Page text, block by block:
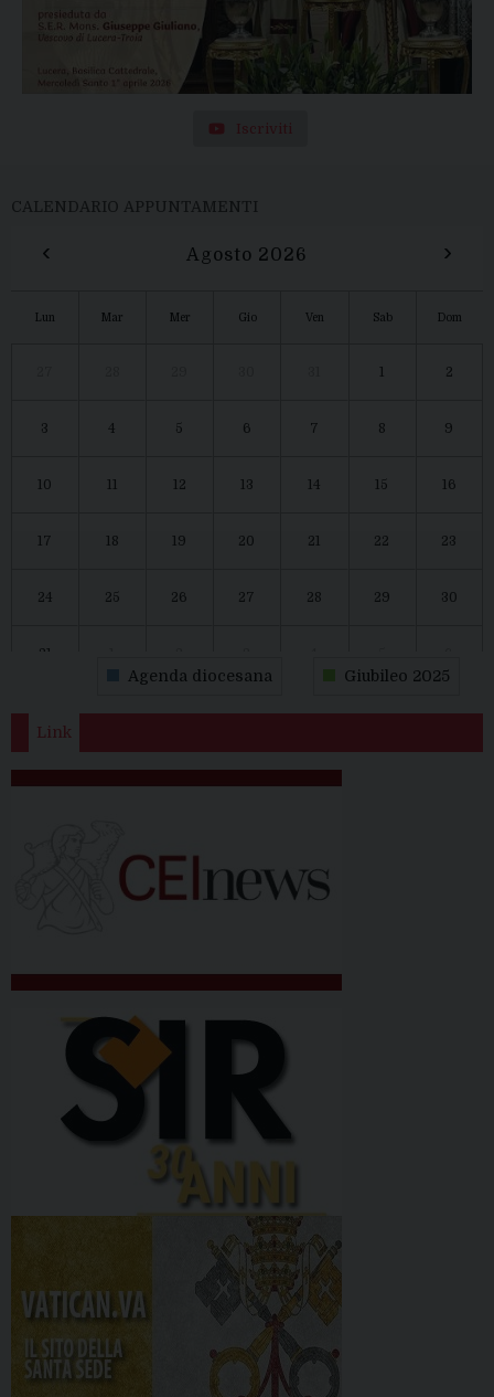
Iscriviti
CALENDARIO APPUNTAMENTI
‹ Agosto 2026 ›
Lun Mar Mer Gio Ven Sab Dom
1 2
3 4 5 6 7 8 9
10 11 12 13 14 15 16
17 18 19 20 21 22 23
24 25 26 27 28 29 30
31
Agenda diocesana Giubileo 2025
Link